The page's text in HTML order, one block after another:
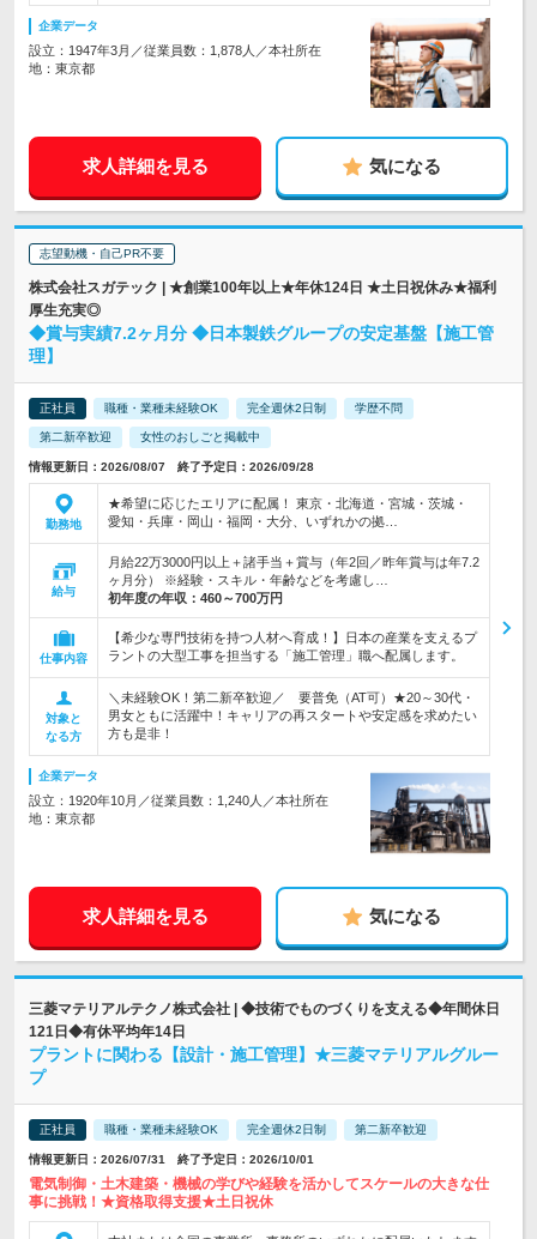
企業データ
設立：1947年3月／従業員数：1,878人／本社所在
地：東京都
求人詳細を見る 気になる
志望動機・自己PR不要
株式会社スガテック | ★創業100年以上★年休124日 ★土日祝休み★福利
厚生充実◎
◆賞与実績7.2ヶ月分 ◆日本製鉄グループの安定基盤【施工管
理】
正社員 職種・業種未経験OK 完全週休2日制 学歴不問
第二新卒歓迎 女性のおしごと掲載中
情報更新日：2026/08/07 終了予定日：2026/09/28
勤務地
★希望に応じたエリアに配属！ 東京・北海道・宮城・茨城・
愛知・兵庫・岡山・福岡・大分、いずれかの拠…
給与
月給22万3000円以上＋諸手当＋賞与（年2回／昨年賞与は年7.2
ヶ月分） ※経験・スキル・年齢などを考慮し…
初年度の年収： 460～700万円
仕事内容
【希少な専門技術を持つ人材へ育成！】日本の産業を支えるプ
ラントの大型工事を担当する「施工管理」職へ配属します。
対象と
なる方
＼未経験OK！第二新卒歓迎／ 要普免（AT可）★20～30代・
男女ともに活躍中！キャリアの再スタートや安定感を求めたい
方も是非！
企業データ
設立：1920年10月／従業員数：1,240人／本社所在
地：東京都
求人詳細を見る 気になる
三菱マテリアルテクノ株式会社 | ◆技術でものづくりを支える◆年間休日
121日◆有休平均年14日
プラントに関わる【設計・施工管理】★三菱マテリアルグルー
プ
正社員 職種・業種未経験OK 完全週休2日制 第二新卒歓迎
情報更新日：2026/07/31 終了予定日：2026/10/01
電気制御・土木建築・機械の学びや経験を活かしてスケールの大きな仕
事に挑戦！★資格取得支援★土日祝休